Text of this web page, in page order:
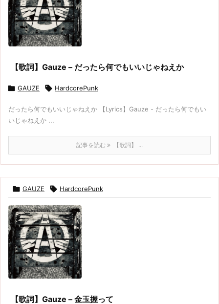
【歌詞】Gauze – だったら何でもいいじゃねえか
 GAUZE  HardcorePunk
だったら何でもいいじゃねえか 【Lyrics】Gauze - だったら何でもい
いじゃねえか ...
記事を読む 【歌詞】 ...
 GAUZE  HardcorePunk
【歌詞】Gauze – 金玉握って